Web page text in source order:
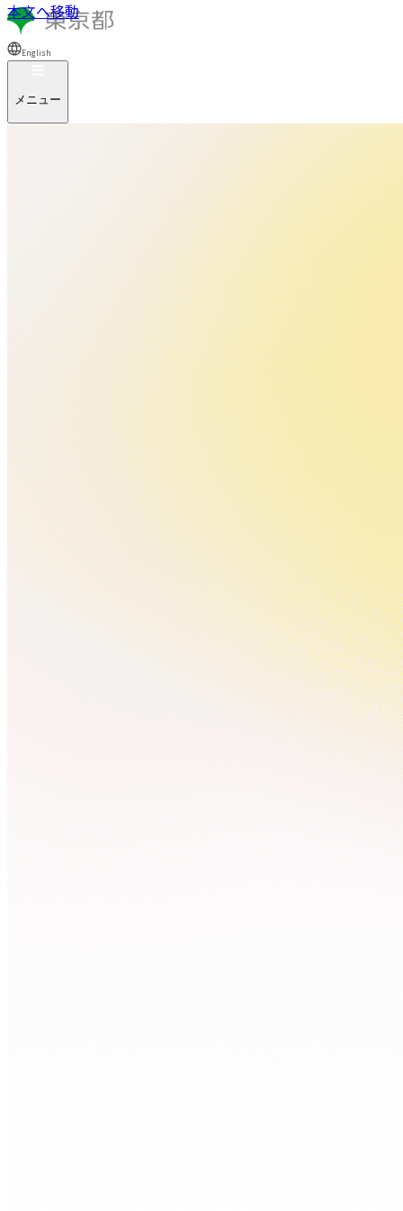
本文へ移動
English
メニュー